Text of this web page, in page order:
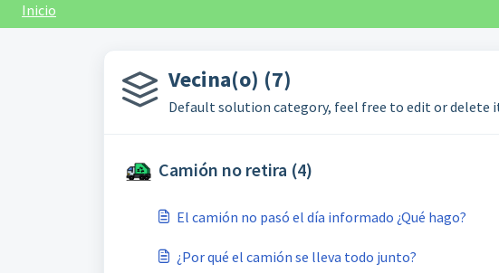
Inicio
Vecina(o) (7)
Default solution category, feel free to edit or delete
Camión no retira (4)
El camión no pasó el día informado ¿Qué hago?
¿Por qué el camión se lleva todo junto?